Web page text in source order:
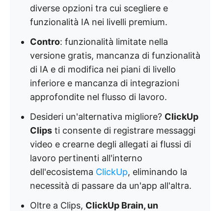
diverse opzioni tra cui scegliere e
funzionalità IA nei livelli premium.
Contro: funzionalità limitate nella
versione gratis, mancanza di funzionalità
di IA e di modifica nei piani di livello
inferiore e mancanza di integrazioni
approfondite nel flusso di lavoro.
Desideri un'alternativa migliore? ClickUp
Clips ti consente di registrare messaggi
video e crearne degli allegati ai flussi di
lavoro pertinenti all'interno
dell'ecosistema ClickUp, eliminando la
necessità di passare da un'app all'altra.
Oltre a Clips, ClickUp Brain, un